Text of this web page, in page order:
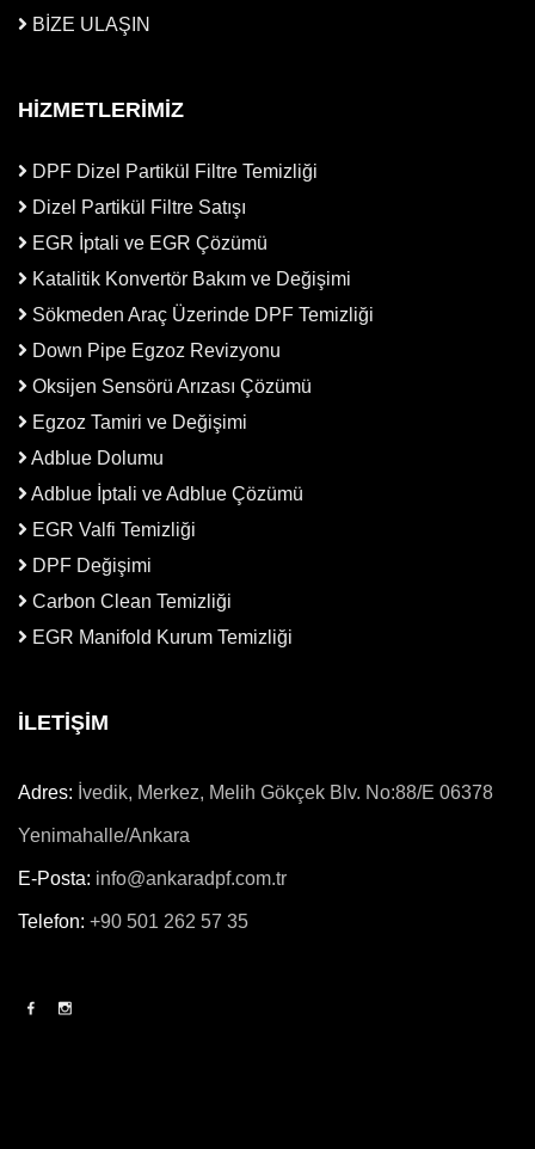
BİZE ULAŞIN
HİZMETLERİMİZ
DPF Dizel Partikül Filtre Temizliği
Dizel Partikül Filtre Satışı
EGR İptali ve EGR Çözümü
Katalitik Konvertör Bakım ve Değişimi
Sökmeden Araç Üzerinde DPF Temizliği
Down Pipe Egzoz Revizyonu
Oksijen Sensörü Arızası Çözümü
Egzoz Tamiri ve Değişimi
Adblue Dolumu
Adblue İptali ve Adblue Çözümü
EGR Valfi Temizliği
DPF Değişimi
Carbon Clean Temizliği
EGR Manifold Kurum Temizliği
İLETİŞİM
Adres: İvedik, Merkez, Melih Gökçek Blv. No:88/E 06378
Yenimahalle/Ankara
E-Posta: info@ankaradpf.com.tr
Telefon: +90 501 262 57 35